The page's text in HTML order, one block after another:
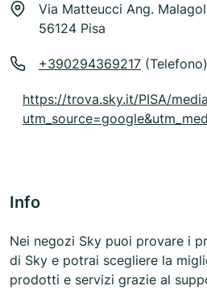
Via Matteucci Ang.
56124 Pisa
+390294369217 (Telefono)
https://trova.sky.it/PISA/
Info
Nei negozi Sky puoi provare i
di Sky e potrai scegliere la
prodotti e servizi grazie al